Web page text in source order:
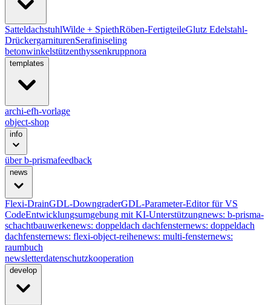
SatteldachstuhlWilde + SpiethRöben-FertigteileGlutz Edelstahl-
DrückergarniturenSerafiniseling
betonwinkelstützenthyssenkruppnora
templates
archi-efh-vorlage
object-shop
info
über b-prismafeedback
news
Flexi-DrainGDL-DowngraderGDL-Parameter-Editor für VS
CodeEntwicklungsumgebung mit KI-Unterstützungnews: b-prisma-
schachtbauwerkenews: doppeldach dachfensternews: doppeldach
dachfensternews: flexi-object-reihenews: multi-fensternews:
raumbuch
newsletterdatenschutzkooperation
develop